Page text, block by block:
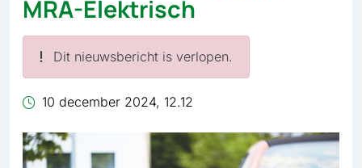
MRA-Elektrisch
Dit nieuwsbericht is verlopen.
10 december 2024, 12.12